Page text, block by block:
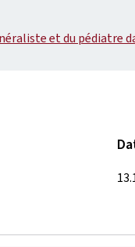
et du pédiatre